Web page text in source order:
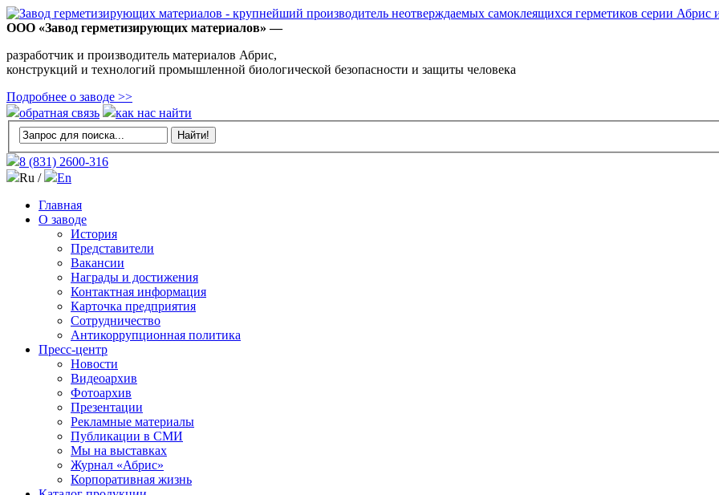
ООО «Завод герметизирующих материалов» —
разработчик и производитель материалов Абрис,
конструкций и технологий промышленной биологической безопасности и защиты человека
Подробнее о заводе >>
обратная связь
как нас найти
8 (831) 2600-316
Ru /
En
Главная
О заводе
История
Представители
Вакансии
Награды и достижения
Контактная информация
Карточка предприятия
Сотрудничество
Антикоррупционная политика
Пресс-центр
Новости
Видеоархив
Фотоархив
Презентации
Рекламные материалы
Публикации в СМИ
Мы на выставках
Журнал «Абрис»
Корпоративная жизнь